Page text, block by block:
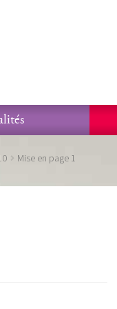
Mise en page 1